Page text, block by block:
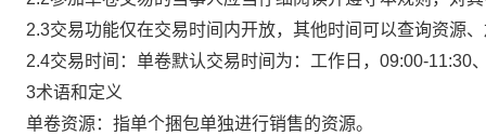
2.3交易功能仅在交易时间内开放，其他时间可以查询资源
2.4交易时间：单卷默认交易时间为：工作日，09:00-11:30
3术语和定义
单卷资源：指单个捆包单独进行销售的资源。